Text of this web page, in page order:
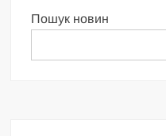
Пошук новин